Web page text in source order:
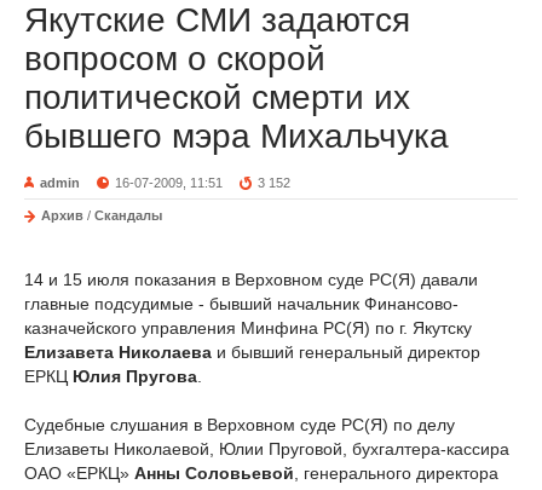
Якутские СМИ задаются
вопросом о скорой
политической смерти их
бывшего мэра Михальчука
admin 16-07-2009, 11:51 3 152
Архив / Скандалы
14 и 15 июля показания в Верховном суде РС(Я) давали
главные подсудимые - бывший начальник Финансово-
казначейского управления Минфина РС(Я) по г. Якутску
Елизавета Николаева и бывший генеральный директор
ЕРКЦ Юлия Пругова
Судебные слушания в Верховном суде РС(Я) по делу
Елизаветы Николаевой, Юлии Пруговой, бухгалтера-кассира
ОАО «ЕРКЦ» Анны Соловьевой , генерального директора